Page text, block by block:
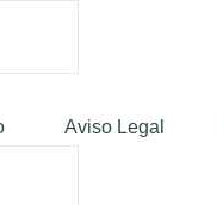
Aviso Legal